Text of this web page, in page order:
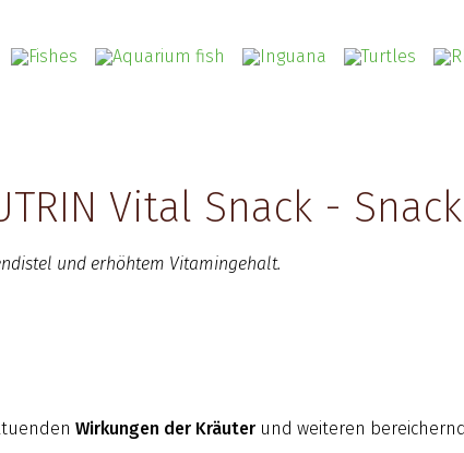
Vital Snack -
und erhöhtem Vitamingehalt.
Wirkungen der Kräuter und weiteren